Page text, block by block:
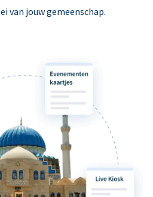
van jouw gemeenschap.